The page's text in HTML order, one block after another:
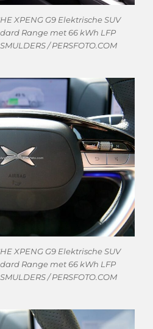
XPENG G9 Elektrische SUV
Range met 66 kWh LFP
/ PERSFOTO.COM
XPENG G9 Elektrische SUV
Range met 66 kWh LFP
/ PERSFOTO.COM